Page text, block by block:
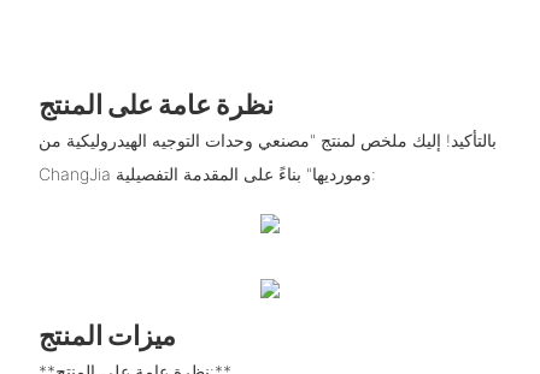
نظرة عامة على المنتج
بالتأكيد! إليك ملخص لمنتج "مصنعي وحدات التوجيه الهيدروليكية من
ChangJia ومورديها" بناءً على المقدمة التفصيلية:
ميزات المنتج